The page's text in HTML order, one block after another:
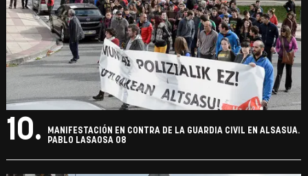
10.
MANIFESTACIÓN EN CONTRA DE LA GUARDIA CIVIL EN ALSASUA.
PABLO LASAOSA 08